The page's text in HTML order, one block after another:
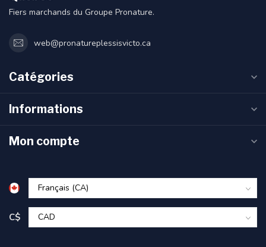
Fiers marchands du Groupe Pronature.
web@pronatureplessisvicto.ca
Catégories
Informations
Mon compte
C$